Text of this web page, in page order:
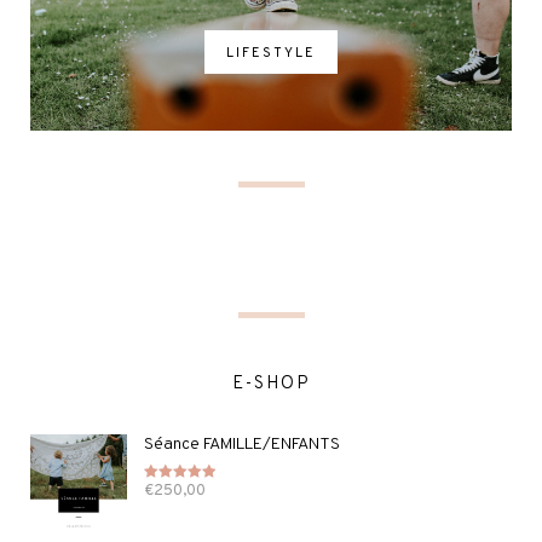
LIFESTYLE
E-SHOP
Séance FAMILLE/ENFANTS
Note5.00
€250,00